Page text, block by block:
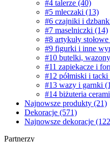
#4 talerze (40)
#5 mleczaki (13)
#6 czajniki i
#7 maselniczki (14)
#8 artykuły
#9 figurki i inne
#10 butelki,
#11 zapiekacze i
#12 półmiski i tacki
#13 wazy i garnki
#14 biżuteria
Najnowsze produkty (21)
Dekoracje (571)
Najnowsze dekoracje
Partnerzy